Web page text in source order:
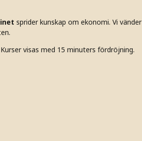
sprider kunskap om ekonomi. Vi vänder
visas med 15 minuters fördröjning.